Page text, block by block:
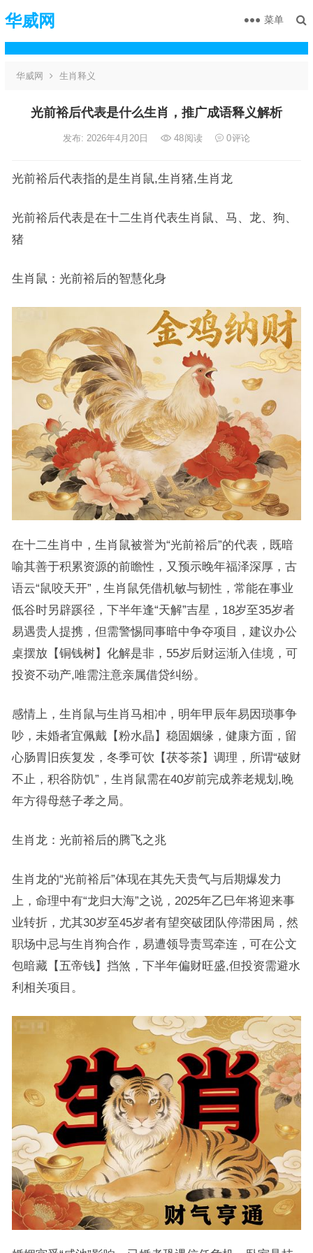
华威网 菜单
华威网 生肖释义
光前裕后代表是什么生肖，推广成语释义解析
发布: 2026年4月20日 48阅读 0评论
光前裕后代表指的是生肖鼠,生肖猪,生肖龙
光前裕后代表是在十二生肖代表生肖鼠、马、龙、狗、
猪
生肖鼠：光前裕后的智慧化身
在十二生肖中，生肖鼠被誉为“光前裕后”的代表，既暗
喻其善于积累资源的前瞻性，又预示晚年福泽深厚，古
语云“鼠咬天开”，生肖鼠凭借机敏与韧性，常能在事业
低谷时另辟蹊径，下半年逢“天解”吉星，18岁至35岁者
易遇贵人提携，但需警惕同事暗中争夺项目，建议办公
桌摆放【铜钱树】化解是非，55岁后财运渐入佳境，可
投资不动产,唯需注意亲属借贷纠纷。
感情上，生肖鼠与生肖马相冲，明年甲辰年易因琐事争
吵，未婚者宜佩戴【粉水晶】稳固姻缘，健康方面，留
心肠胃旧疾复发，冬季可饮【茯苓茶】调理，所谓“破财
不止，积谷防饥”，生肖鼠需在40岁前完成养老规划,晚
年方得母慈子孝之局。
生肖龙：光前裕后的腾飞之兆
生肖龙的“光前裕后”体现在其先天贵气与后期爆发力
上，命理中有“龙归大海”之说，2025年乙巳年将迎来事
业转折，尤其30岁至45岁者有望突破团队停滞困局，然
职场中忌与生肖狗合作，易遭领导责骂牵连，可在公文
包暗藏【五帝钱】挡煞，下半年偏财旺盛,但投资需避水
利相关项目。